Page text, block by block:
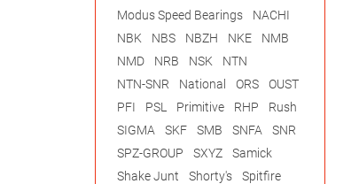
Modus Speed Bearings
NACHI
NBK
NBS NBZH NKE
NMB
NMD
NRB NSK
NTN
NTN-SNR
National ORS
OUST
PFI
PSL Primitive RHP
Rush
SIGMA
SKF SMB SNFA
SNR
SPZ-GROUP
SXYZ
Samick
Shake Junt
Shorty's
Spitfire